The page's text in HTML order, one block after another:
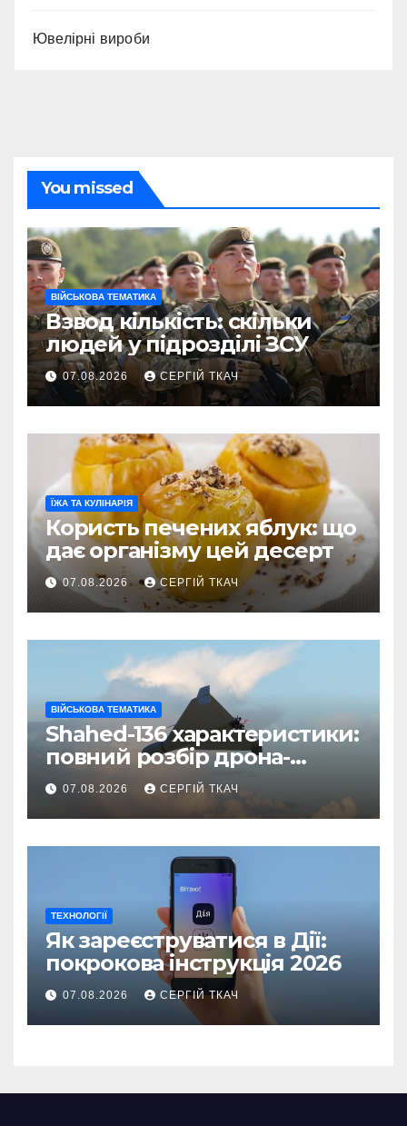
Ювелірні вироби
You missed
ВІЙСЬКОВА ТЕМАТИКА
Взвод кількість: скільки
людей у підрозділі ЗСУ
07.08.2026 СЕРГІЙ ТКАЧ
ЇЖА ТА КУЛІНАРІЯ
Користь печених яблук: що
дає організму цей десерт
07.08.2026 СЕРГІЙ ТКАЧ
ВІЙСЬКОВА ТЕМАТИКА
Shahed-136 характеристики:
повний розбір дрона-
камікадзе
07.08.2026 СЕРГІЙ ТКАЧ
ТЕХНОЛОГІЇ
Як зареєструватися в Дії:
покрокова інструкція 2026
07.08.2026 СЕРГІЙ ТКАЧ